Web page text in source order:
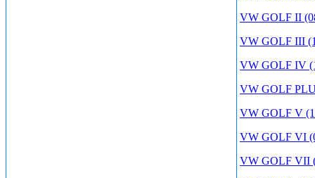
VW GOLF II
VW GOLF III
VW GOLF IV
VW GOLF
VW GOLF V
VW GOLF VI
VW GOLF VII